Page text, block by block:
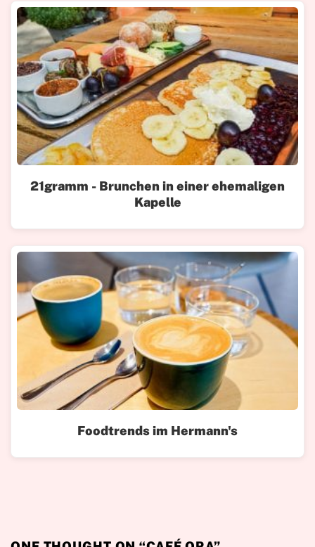
21gramm - Brunchen in einer ehemaligen
Kapelle
Foodtrends im Hermann's